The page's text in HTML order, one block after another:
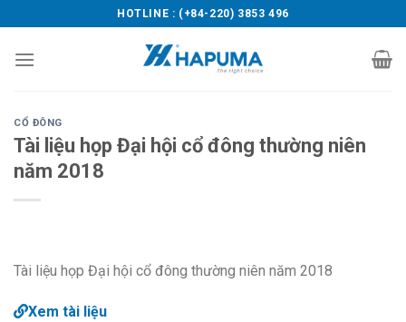
to
content
HOTLINE : (+84-220) 3853 496
CỔ ĐÔNG
Tài liệu họp Đại hội cổ đông thường niên
năm 2018
Tài liệu họp Đại hội cổ đông thường niên năm 2018
Xem tài liệu